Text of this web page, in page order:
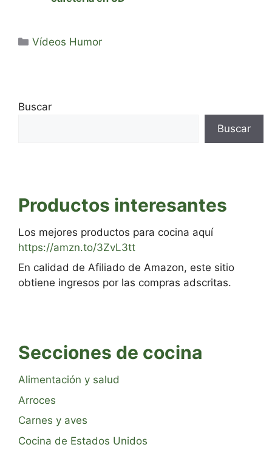
Categorías
Vídeos Humor
Buscar
Buscar
Productos interesantes
Los mejores productos para cocina aquí
https://amzn.to/3ZvL3tt
En calidad de Afiliado de Amazon, este sitio
obtiene ingresos por las compras adscritas.
Secciones de cocina
Alimentación y salud
Arroces
Carnes y aves
Cocina de Estados Unidos